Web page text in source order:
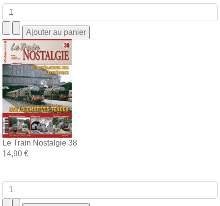
Le Train Nostalgie 38
14,90 €